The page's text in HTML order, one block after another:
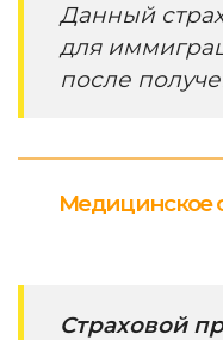
Данный
для
после
Медицинское
Страховой